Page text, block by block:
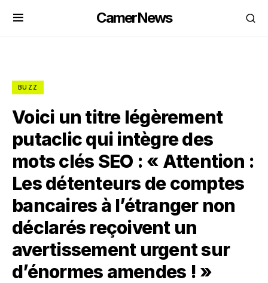
CamerNews
BUZZ
Voici un titre légèrement
putaclic qui intègre des
mots clés SEO : « Attention :
Les détenteurs de comptes
bancaires à l’étranger non
déclarés reçoivent un
avertissement urgent sur
d’énormes amendes ! »